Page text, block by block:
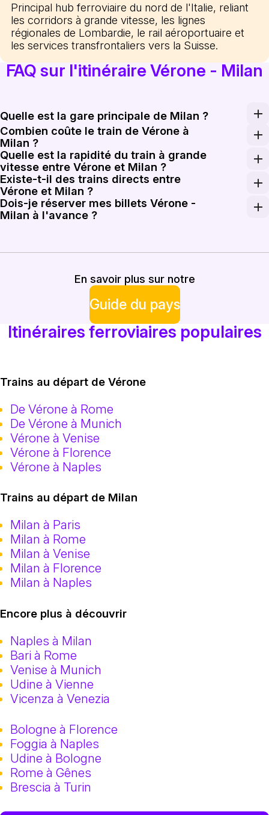
Principal hub ferroviaire du nord de l'Italie, reliant
les corridors à grande vitesse, les lignes
régionales de Lombardie, le rail aéroportuaire et
les services transfrontaliers vers la Suisse.
FAQ sur l'itinéraire Vérone - Milan
Quelle est la gare principale de Milan ?
La plupart des trains en provenance de Vérone
Combien coûte le train de Vérone à
Milan ?
Un billet de train à grande vitesse de Vérone à Milan
Quelle est la rapidité du train à grande
vitesse entre Vérone et Milan ?
Les trains Frecciarossa et Italo peuvent atteindre des
Existe-t-il des trains directs entre
Vérone et Milan ?
Oui, il existe de nombreux trains directs tout au long
Dois-je réserver mes billets Vérone -
Milan à l'avance ?
En savoir plus sur notre
Guide du pays
Itinéraires ferroviaires populaires
Trains au départ de Vérone
De Vérone à Rome
De Vérone à Munich
Vérone à Venise
Vérone à Florence
Vérone à Naples
Trains au départ de Milan
Milan à Paris
Milan à Rome
Milan à Venise
Milan à Florence
Milan à Naples
Encore plus à découvrir
Naples à Milan
Bari à Rome
Venise à Munich
Udine à Vienne
Vicenza à Venezia
Bologne à Florence
Foggia à Naples
Udine à Bologne
Rome à Gênes
Brescia à Turin